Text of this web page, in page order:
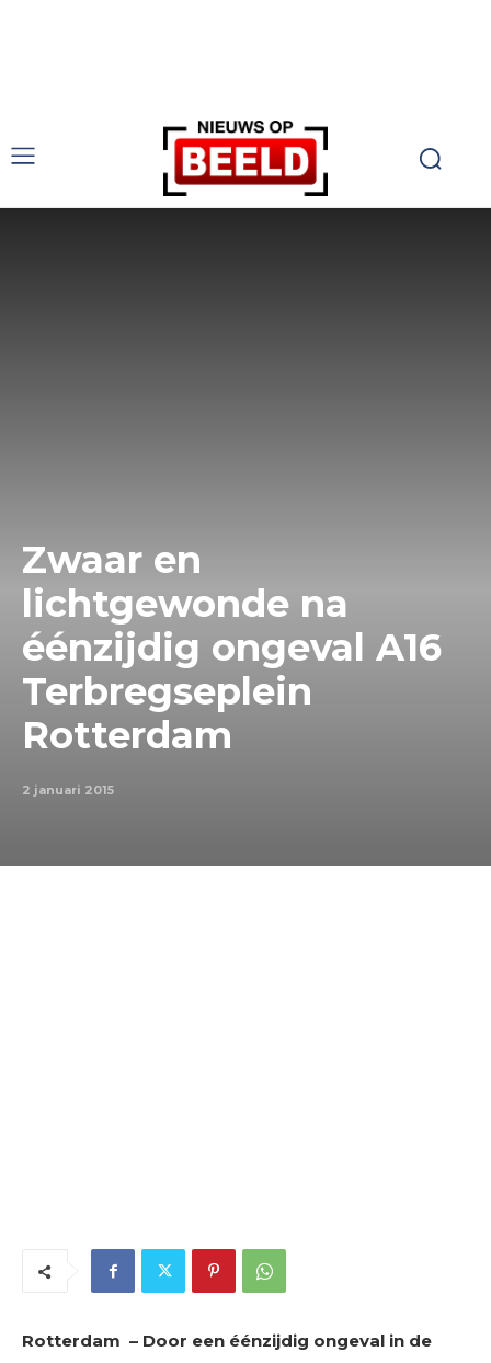
Zwaar en
lichtgewonde na
éénzijdig ongeval A16
Terbregseplein
Rotterdam
2 januari 2015
Rotterdam – Door een éénzijdig ongeval in de